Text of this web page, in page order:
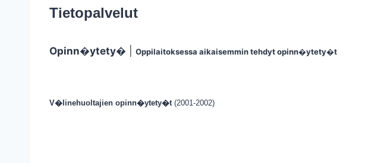
Tietopalvelut
Opinn�ytety� Oppilaitoksessa aikaisemmin tehdyt opinn�ytety�t
V�linehuoltajien opinn�ytety�t(2001-2002)